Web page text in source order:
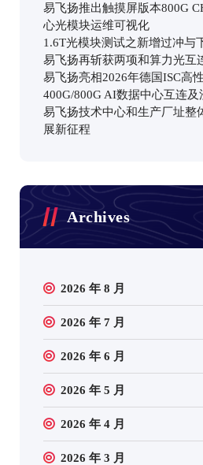
易飞扬推出触摸屏版本800G
心光模块运维可视化
1.6T光模块测试之新增过冲与
易飞扬再斩获两项和算力光互
易飞扬亮相2026年德国ISC高
400G/800G AI数据中心互连
易飞扬技术中心和生产厂址整
展新征程
Archives
2026 年 8 月
2026 年 7 月
2026 年 6 月
2026 年 5 月
2026 年 4 月
2026 年 3 月